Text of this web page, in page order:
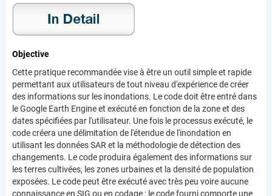
Objective
Cette pratique recommandée vise à être un outil simple et rapide
permettant aux utilisateurs de tout niveau d'expérience de créer
des informations sur les inondations. Le code doit être entré dans
le Google Earth Engine et exécuté en fonction de la zone et des
dates spécifiées par l'utilisateur. Une fois le processus exécuté, le
code créera une délimitation de l'étendue de l'inondation en
utilisant les données SAR et la méthodologie de détection des
changements. Le code produira également des informations sur
les terres cultivées, les zones urbaines et la densité de population
exposées. Le code peut être exécuté avec très peu voire aucune
connaissance en SIG ou en codage ; le code fourni comporte une